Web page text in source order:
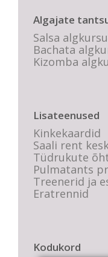
Algajate
Salsa
Bachata
Kizomba
Lisateenused
Kinkekaardid
Saali rent
Tüdrukute
Pulmatants
Treenerid ja
Eratrennid
Kodukord